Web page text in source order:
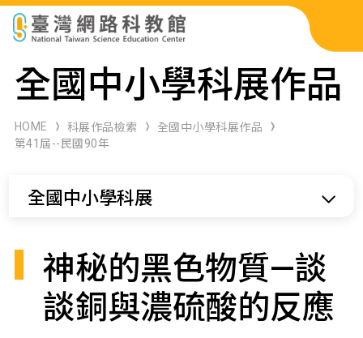
科展作品檢索
科學研習月刊
全國中小學科展作品
HOME 科展作品檢索
全國中小學科展作品
第41屆--民國90年
全國中小學科展
神秘的黑色物質—談
談銅與濃硫酸的反應